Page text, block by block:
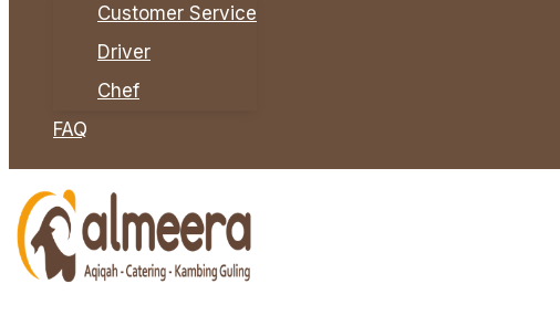
Customer Service
Driver
Chef
FAQ